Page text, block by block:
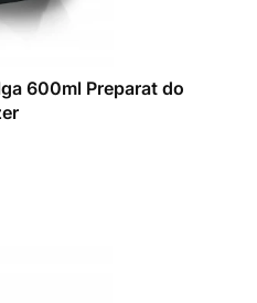
600ml Preparat do